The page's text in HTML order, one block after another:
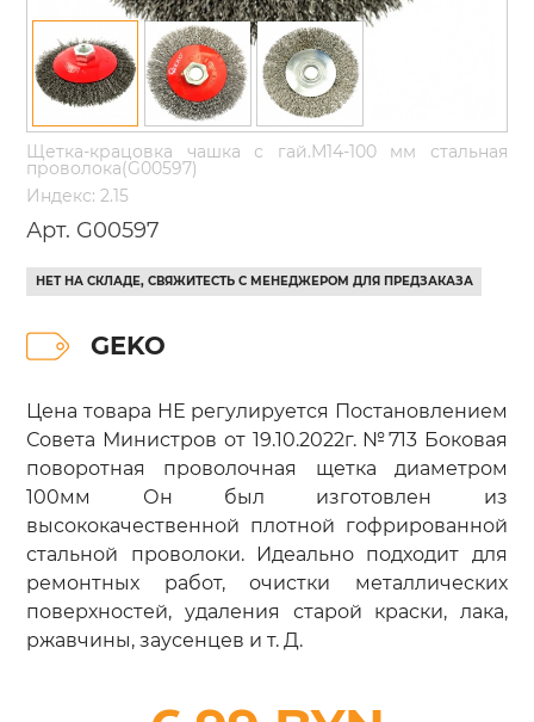
Щетка-крацовка чашка с гай.М14-100 мм стальная
проволока(G00597)
Индекс: 2.15
Арт. G00597
НЕТ НА СКЛАДЕ, СВЯЖИТЕСТЬ С МЕНЕДЖЕРОМ ДЛЯ ПРЕДЗАКАЗА
GEKO
Цена товара НЕ регулируется Постановлением
Совета Министров от 19.10.2022г. №713 Боковая
поворотная проволочная щетка диаметром
100мм Он был изготовлен из
высококачественной плотной гофрированной
стальной проволоки. Идеально подходит для
ремонтных работ, очистки металлических
поверхностей, удаления старой краски, лака,
ржавчины, заусенцев и т. Д.